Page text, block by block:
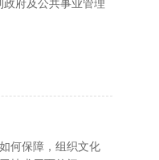
政府及公共事业管理
何保障，组织文化